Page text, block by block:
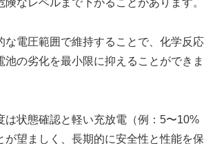
険なレベルまで下がることがあります。
な電圧範囲で維持することで、化学反応
池の劣化を最小限に抑えることができま
は状態確認と軽い充放電（例：5〜10%
が望ましく、長期的に安全性と性能を保